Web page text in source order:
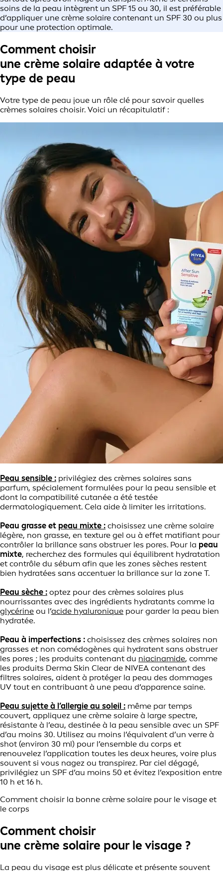
soins de la peau intègrent un SPF 15 ou 30, il est préférable
d’appliquer une crème solaire contenant un SPF 30 ou plus
pour une protection optimale.
Comment choisir
une crème solaire adaptée à votre
type de peau
Votre type de peau joue un rôle clé pour savoir quelles
crèmes solaires choisir. Voici un récapitulatif :
Peau sensible : privilégiez des crèmes solaires sans
parfum, spécialement formulées pour la peau sensible et
dont la compatibilité cutanée a été testée
dermatologiquement. Cela aide à limiter les irritations.
Peau grasse et peau mixte : choisissez une crème solaire
légère, non grasse, en texture gel ou à effet matifiant pour
contrôler la brillance sans obstruer les pores. Pour la peau
mixte, recherchez des formules qui équilibrent hydratation
et contrôle du sébum afin que les zones sèches restent
bien hydratées sans accentuer la brillance sur la zone T.
Peau sèche : optez pour des crèmes solaires plus
nourrissantes avec des ingrédients hydratants comme la
glycérine ou l’acide hyaluronique pour garder la peau bien
hydratée.
Peau à imperfections : choisissez des crèmes solaires non
grasses et non comédogènes qui hydratent sans obstruer
les pores ; les produits contenant du niacinamide, comme
les produits Derma Skin Clear de NIVEA contenant des
filtres solaires, aident à protéger la peau des dommages
UV tout en contribuant à une peau d’apparence saine.
Peau sujette à l’allergie au soleil : même par temps
couvert, appliquez une crème solaire à large spectre,
résistante à l’eau, destinée à la peau sensible avec un SPF
d’au moins 30. Utilisez au moins l’équivalent d’un verre à
shot (environ 30 ml) pour l’ensemble du corps et
renouvelez l’application toutes les deux heures, voire plus
souvent si vous nagez ou transpirez. Par ciel dégagé,
privilégiez un SPF d’au moins 50 et évitez l’exposition entre
10 h et 16 h.
Comment choisir la bonne crème solaire pour le visage et
le corps
Comment choisir
une crème solaire pour le visage ?
La peau du visage est plus délicate et présente souvent